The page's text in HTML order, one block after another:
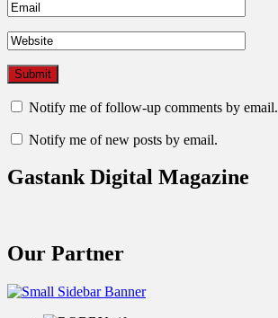
Notify me of follow-up comments by email.
Notify me of new posts by email.
Gastank Digital Magazine
Our Partner